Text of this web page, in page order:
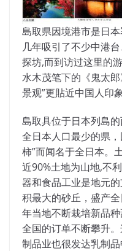
島取県因境港市是日
几年吸引了不少中港
探坊,而到访过这里的
水木茂笔下的《鬼太
景观”更貼近中国人印
島取具位于日本列島
全日本人口最少的県，
柿”而闻名于全日本。
近90%土地为山地,不
器和食品工业是地元
积最大的砂丘，盛产
年当地不断栽培新品
全国的订单不断攀升
制品业也很发达乳制